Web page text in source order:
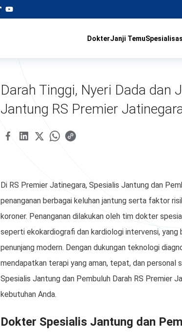
DokterJanji Temu
Darah Tinggi, Nyeri Dada dan
Jantung RS Premier
Di RS Premier Jatinegara, Spesialis Jantung dan
penanganan berbagai keluhan jantung serta faktor
koroner. Penanganan dilakukan oleh tim dokter
seperti ekokardiografi dan kardiologi intervensi,
penunjang modern. Dengan dukungan teknologi
mendapatkan terapi yang aman, tepat, dan personal
Spesialis Jantung dan Pembuluh Darah RS Premier
kebutuhan Anda.
Dokter Spesialis Jantung dan